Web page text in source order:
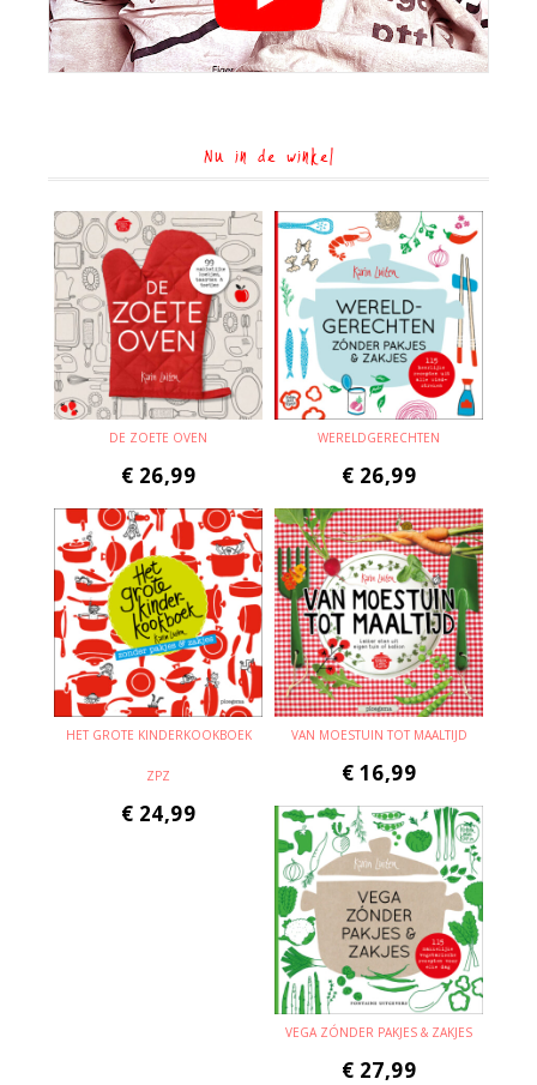
Nu in de winkel
DE ZOETE OVEN
€ 26,99
WERELDGERECHTEN
€ 26,99
HET GROTE KINDERKOOKBOEK
ZPZ
€ 24,99
VAN MOESTUIN TOT MAALTIJD
€ 16,99
VEGA ZÓNDER PAKJES & ZAKJES
€ 27,99